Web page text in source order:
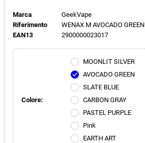
Marca
GeekVape
Riferimento
WENAX M AVOCADO GREEN
EAN13
2900000023017
Colore:
MOONLIT SILVER
check
AVOCADO GREEN
SLATE BLUE
CARBON GRAY
PASTEL PURPLE
Pink
EARTH ART